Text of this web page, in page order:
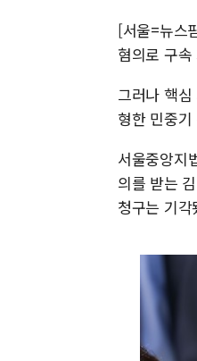
[서울=뉴스
혐의로 구
그러나 핵
형한 민중
서울중앙지
의를 받는
청구는 기각